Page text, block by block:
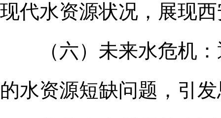
现代水资源状况，展现
（六）未来水危机：
的水资源短缺问题，引